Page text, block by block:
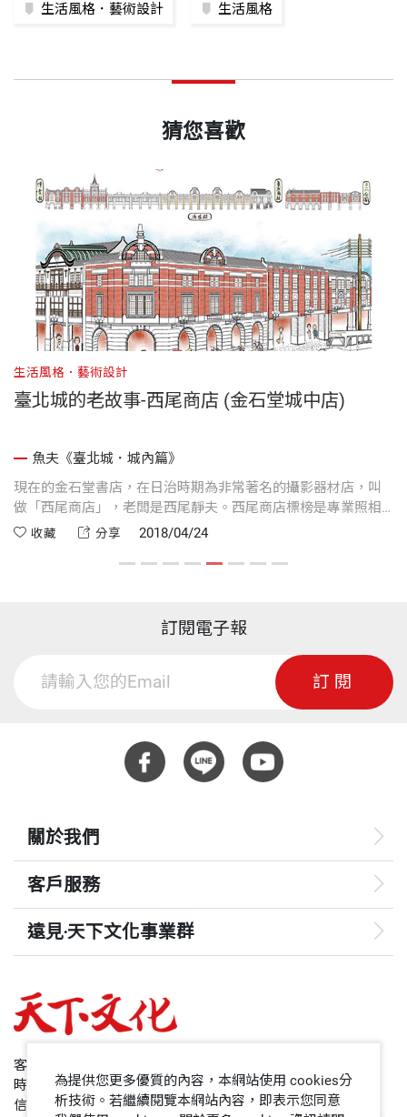
生活風格．藝術設計 生活風格
猜您喜歡
生活風格．藝術設計
臺北城的老故事-西尾商店 (金石堂城中店)
魚夫《臺北城．城內篇》
現在的金石堂書店，在日治時期為非常著名的攝影器材店，叫
做「西尾商店」，老闆是西尾靜夫。西尾商店標榜是專業照相
機病院，凡相機生病，保證「入院隨時，退院迅速」。
收藏 分享 2018/04/24
訂閱電子報
訂閱
關於我們
客戶服務
遠見‧天下文化事業群
哈佛商業評論
領導影響力學院
客服專線：+886 2 2662-0012
時間：週一~週五9:00~12:30;13:30~17:00
信箱：service@cwgv.com.tw
為提供您更多優質的內容，本網站使用 cookies分
析技術。若繼續閱覽本網站內容，即表示您同意